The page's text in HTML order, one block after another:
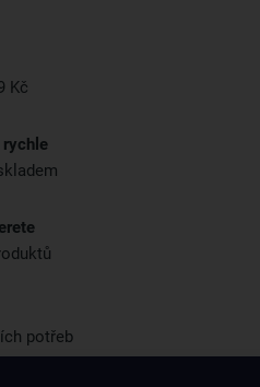
Kč
rychle
potřeb
na slevy dřív než